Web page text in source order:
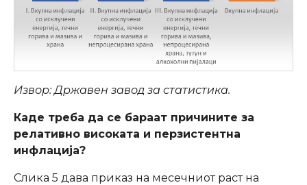
Извор: Државен завод за статистика.
Каде треба да се бараат причините за
релативно високата и перзистентна
инфлација?
Слика 5 дава приказ на месечниот раст на